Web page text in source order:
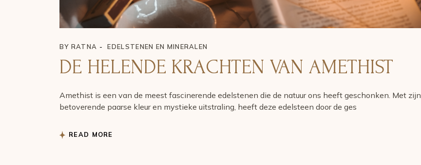
BY RATNA EDELSTENEN EN MINERALEN
DE HELENDE KRACHTEN VAN AMETHIST
Amethist is een van de meest fascinerende edelstenen die de natuur ons heeft geschonken. Met zijn
betoverende paarse kleur en mystieke uitstraling, heeft deze edelsteen door de ges
READ MORE